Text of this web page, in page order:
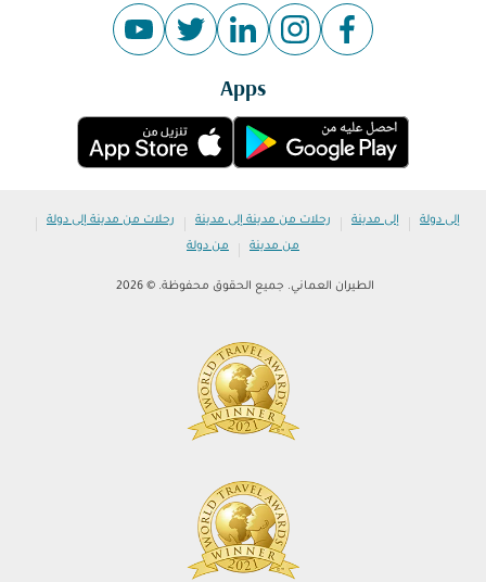
Apps
إلى دولة | إلى مدينة | رحلات من مدينة إلى مدينة | رحلات من مدينة إلى دولة |
من مدينة | من دولة
الطيران العماني. جميع الحقوق محفوظة. © 2026